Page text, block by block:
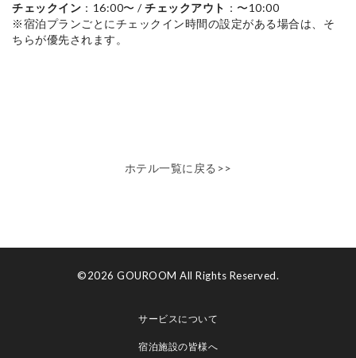
チェックイン ：16:00〜 /チェックアウト ：〜10:00
※宿泊プランごとにチェックイン時間の設定がある場合は、そ
ちらが優先されます。
ホテル一覧に戻る>>
©2026 GOUROOM All Rights Reserved.
サービスについて
宿泊施設の皆様へ